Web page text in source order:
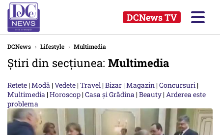
DCNews TV
DCNews › Lifestyle › Multimedia
Știri din secțiunea: Multimedia
Retete |Modă |Vedete |Travel |Bizar |Magazin |Concursuri |
Multimedia |Horoscop |Casa și Grădina |Beauty |Arderea este
problema